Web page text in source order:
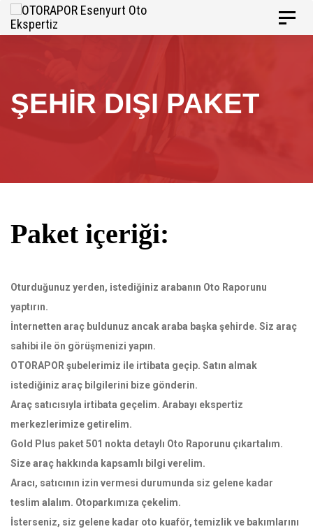
Skip
Skip
Toggle
ŞEHIR DIŞI PAKET
Paket içeriği:
Oturduğunuz yerden, istediğiniz arabanın Oto Raporunu
yaptırın.
İnternetten araç buldunuz ancak araba başka şehirde. Siz araç
sahibi ile ön görüşmenizi yapın.
OTORAPOR şubelerimiz ile irtibata geçip. Satın almak
istediğiniz araç bilgilerini bize gönderin.
Araç satıcısıyla irtibata geçelim. Arabayı ekspertiz
merkezlerimize getirelim.
Gold Plus paket 501 nokta detaylı Oto Raporunu çıkartalım.
Size araç hakkında kapsamlı bilgi verelim.
Aracı, satıcının izin vermesi durumunda siz gelene kadar
teslim alalım. Otoparkımıza çekelim.
İsterseniz, siz gelene kadar oto kuaför, temizlik ve bakımlarını